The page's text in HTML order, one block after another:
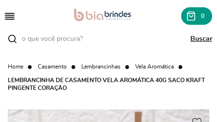
0
Home Casamento Lembrancinhas Vela Aromática
LEMBRANCINHA DE CASAMENTO VELA AROMÁTICA 40G SACO KRAFT
PINGENTE CORAÇÃO